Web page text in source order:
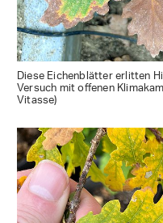
Diese Eichenblätter erlitten
Versuch mit offenen
Vitasse)